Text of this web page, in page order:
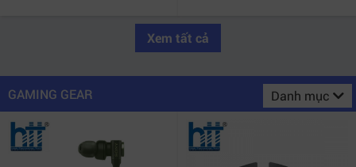
Xem tất cả
GAMING GEAR Danh mục